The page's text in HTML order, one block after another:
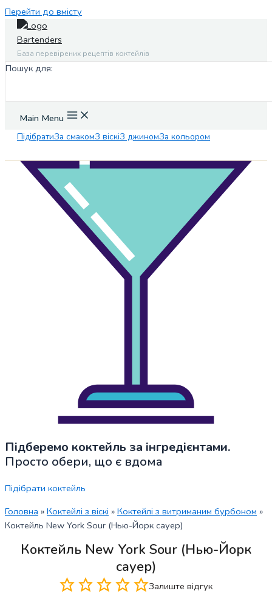
Перейти до вмісту
База перевірених рецептів коктейлів
Пошук для:
Main Menu
ПідібратиЗа смакомЗ віскіЗ джиномЗа кольором
Підберемо коктейль за інгредієнтами.
Просто обери, що є вдома
Підібрати коктейль
Головна » Коктейлі з віскі » Коктейлі з витриманим бурбоном »
Коктейль New York Sour (Нью-Йорк сауер)
Коктейль New York Sour (Нью-Йорк
сауер)
Залиште відгук